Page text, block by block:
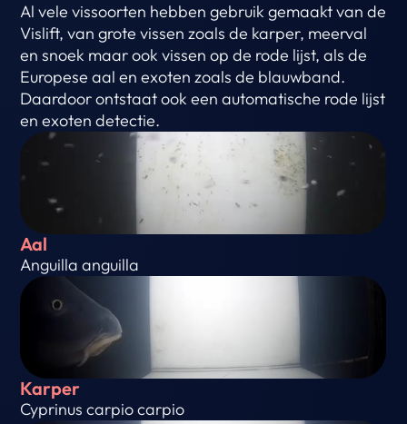
Al vele vissoorten hebben gebruik gemaakt van de
Vislift, van grote vissen zoals de karper, meerval
en snoek maar ook vissen op de rode lijst, als de
Europese aal en exoten zoals de blauwband.
Daardoor ontstaat ook een automatische rode lijst
en exoten detectie.
Aal
Anguilla anguilla
Karper
Cyprinus carpio carpio